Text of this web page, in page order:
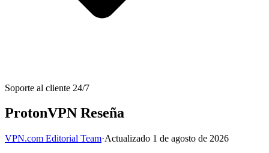
Soporte al cliente 24/7
ProtonVPN Reseña
VPN.com Editorial Team·Actualizado 1 de agosto de 2026